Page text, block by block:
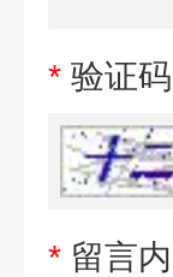
* 验证码
* 留言内